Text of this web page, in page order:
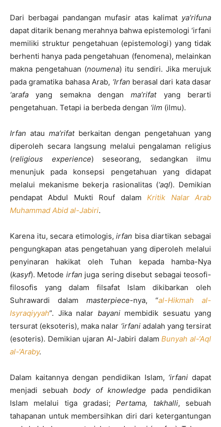
Dari berbagai pandangan mufasir atas kalimat ya’rifuna
dapat ditarik benang merahnya bahwa epistemologi ‘irfani
memiliki struktur pengetahuan (epistemologi) yang tidak
berhenti hanya pada pengetahuan (fenomena), melainkan
makna pengetahuan (noumena) itu sendiri. Jika merujuk
pada gramatika bahasa Arab, ‘Irfan berasal dari kata dasar
‘arafa yang semakna denganma’rifat yang berarti
pengetahuan. Tetapi ia berbeda dengan ‘ilm (ilmu).
Irfan atau ma’rifatberkaitan dengan pengetahuan yang
diperoleh secara langsung melalui pengalaman religius
(religious experience) seseorang, sedangkan ilmu
menunjuk pada konsepsi pengetahuan yang didapat
melalui mekanisme bekerja rasionalitas (‘aql). Demikian
pendapat Abdul Mukti Rouf dalamKritik Nalar Arab
Muhammad Abid al-Jabiri.
Karena itu, secara etimologis,irfan bisa diartikan sebagai
pengungkapan atas pengetahuan yang diperoleh melalui
penyinaran hakikat oleh Tuhan kepada hamba-Nya
(kasyf). Metode irfan juga sering disebut sebagai teosofi-
filosofis yang dalam filsafat Islam dikibarkan oleh
Suhrawardi dalam masterpiece-nya, “al-Hikmah al-
Isyraqiyyah”. Jika nalar bayani membidik sesuatu yang
tersurat (eksoteris), maka nalar ‘irfaniadalah yang tersirat
(esoteris). Demikian ujaran Al-Jabiri dalamBunyah al-‘Aql
al-‘Araby.
Dalam kaitannya dengan pendidikan Islam, ‘irfani dapat
menjadi sebuahbody of knowledge pada pendidikan
Islam melalui tiga gradasi;Pertama, takhalli, sebuah
tahapanan untuk membersihkan diri dari ketergantungan